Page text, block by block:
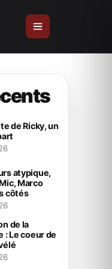
de Ricky, un
atypique,
Marco
côtés
de la
: Le coeur de